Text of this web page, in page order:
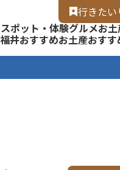
福 行きたい
スポット・体験グルメお
井おすすめお土産おすす